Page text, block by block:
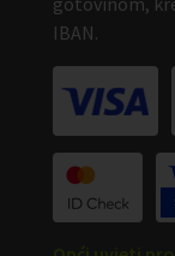
IBAN.